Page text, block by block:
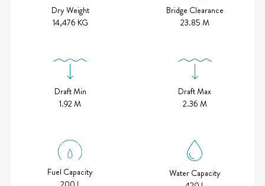
Dry Weight
14,476 KG
Bridge Clearance
23.85 M
Draft Min
1.92 M
Draft Max
2.36 M
Fuel Capacity
Water Capacity